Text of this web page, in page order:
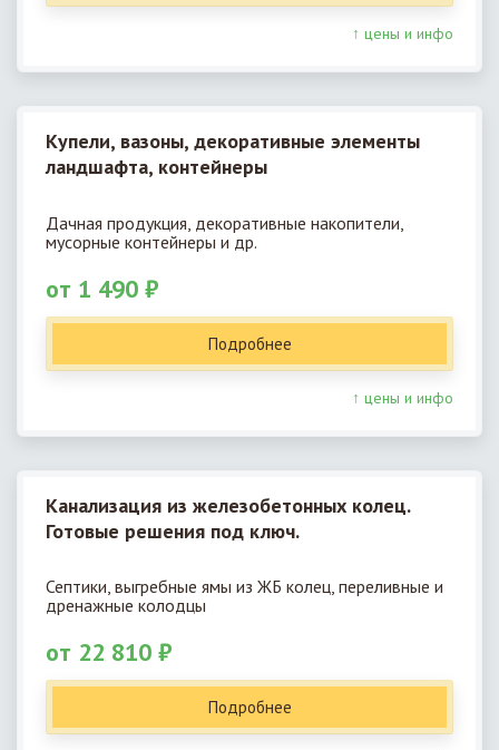
↑ цены и инфо
Купели, вазоны, декоративные элементы
ландшафта, контейнеры
Дачная продукция, декоративные накопители,
мусорные контейнеры и др.
от 1 490 ₽
Подробнее
↑ цены и инфо
Канализация из железобетонных колец.
Готовые решения под ключ.
Септики, выгребные ямы из ЖБ колец, переливные и
дренажные колодцы
от 22 810 ₽
Подробнее